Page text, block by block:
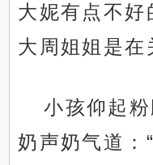
大妮有点不
大周姐姐是在
小孩仰起
奶声奶气道：